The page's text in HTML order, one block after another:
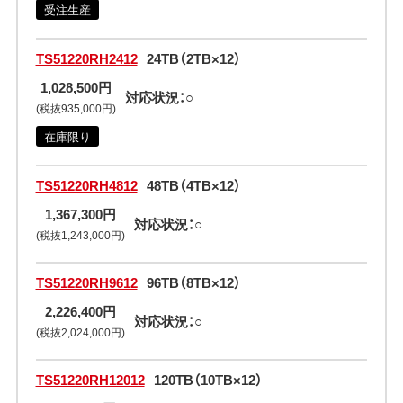
受注生産
TS51220RH2412 24TB（2TB×12）
1,028,500円
(税抜935,000円)
対応状況：○
在庫限り
TS51220RH4812 48TB（4TB×12）
1,367,300円
(税抜1,243,000円)
対応状況：○
TS51220RH9612 96TB（8TB×12）
2,226,400円
(税抜2,024,000円)
対応状況：○
TS51220RH12012 120TB（10TB×12）